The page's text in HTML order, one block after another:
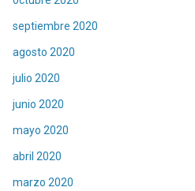
septiembre 2020
agosto 2020
julio 2020
junio 2020
mayo 2020
abril 2020
marzo 2020